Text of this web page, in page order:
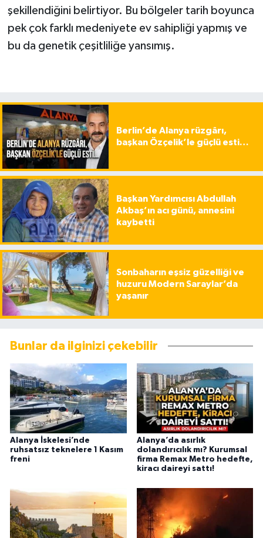
şekillendiğini belirtiyor. Bu bölgeler tarih boyunca
pek çok farklı medeniyete ev sahipliği yapmış ve
bu da genetik çeşitliliğe yansımış.
Berlin’de Alanya rüzgârı,
başkan Özçelik’le güçlü esti…
Başkan Yardımcısı Abdullah
Akbaş’ın acı günü, annesini
kaybetti
Sonbaharın eşsiz güzelliği ve
huzuru Modern Saraylar’da
yaşanır
Bunlar da ilginizi çekebilir
Alanya İskelesi’nde
ruhsatsız teknelere 1 Kasım
freni
Alanya’da asırlık
dolandırıcılık mı? Kurumsal
firma Remax Metro hedefte,
kiracı daireyi sattı!